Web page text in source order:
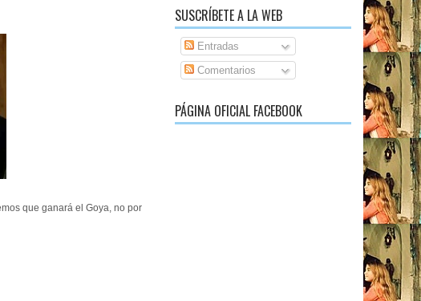
que ganará el Goya, no por
SUSCRÍBETE A LA WEB
Entradas
Comentarios
PÁGINA OFICIAL FACEBOOK